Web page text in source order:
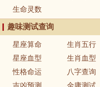
生命灵数
趣味测试查询
星座算命 生肖五行
星座血型
生肖血型
性格命运
八字查询
吉凶预测
金庸测试